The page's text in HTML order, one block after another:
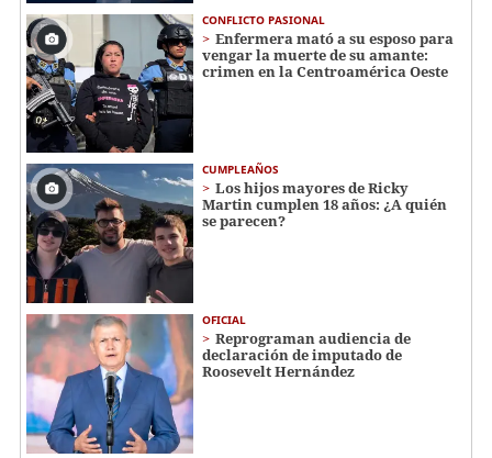
CONFLICTO PASIONAL
Enfermera mató a su esposo para
vengar la muerte de su amante:
crimen en la Centroamérica Oeste
CUMPLEAÑOS
Los hijos mayores de Ricky
Martin cumplen 18 años: ¿A quién
se parecen?
OFICIAL
Reprograman audiencia de
declaración de imputado de
Roosevelt Hernández